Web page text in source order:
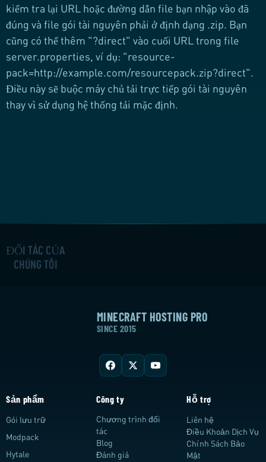
kiểm tra lại URL hoặc đường dẫn file bạn nhập vào đã
đúng và file gói tài nguyên phải ở định dạng .zip. Bạn
cũng có thể thêm "?direct" vào cuối URL trong file
server.properties, ví dụ: "resource-
pack=http://example.com/resourcepack.zip?direct".
Điều này sẽ buộc máy chủ tải trực tiếp gói tài nguyên
thay vì sử dụng hệ thống tải mặc định.
ĐỐI TÁC CỦA
CHÚNG TÔI
MINECRAFT HOSTING PRO
SINCE 2015
Sản phẩm
Gói lưu trữ
Modpack
Hytale
Công ty
Chương trình đối
tác
Blog
Đánh giá
Hỗ trợ
Liên hệ
Điều Khoản Dịch Vụ
Chính Sách Bảo
Mật